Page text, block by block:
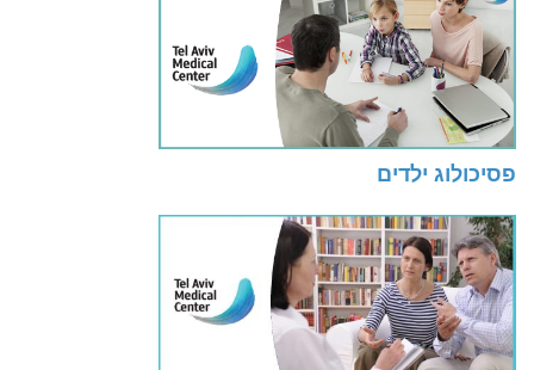
פסיכולוג ילדים